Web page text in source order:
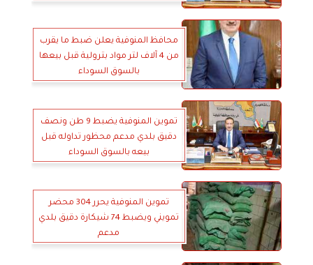
محافظ المنوفية يعلن ضبط ما يقرب
من 4 آلاف لتر مواد بترولية قبل بيعها
بالسوق السوداء
تموين المنوفية يضبط 9 طن ونصف
دقيق بلدي مدعم محظور تداوله قبل
بيعه بالسوق السوداء
تموين المنوفية يحرر 304 محضر
تمويني ويضبط 74 شيكارة دقيق بلدي
مدعم